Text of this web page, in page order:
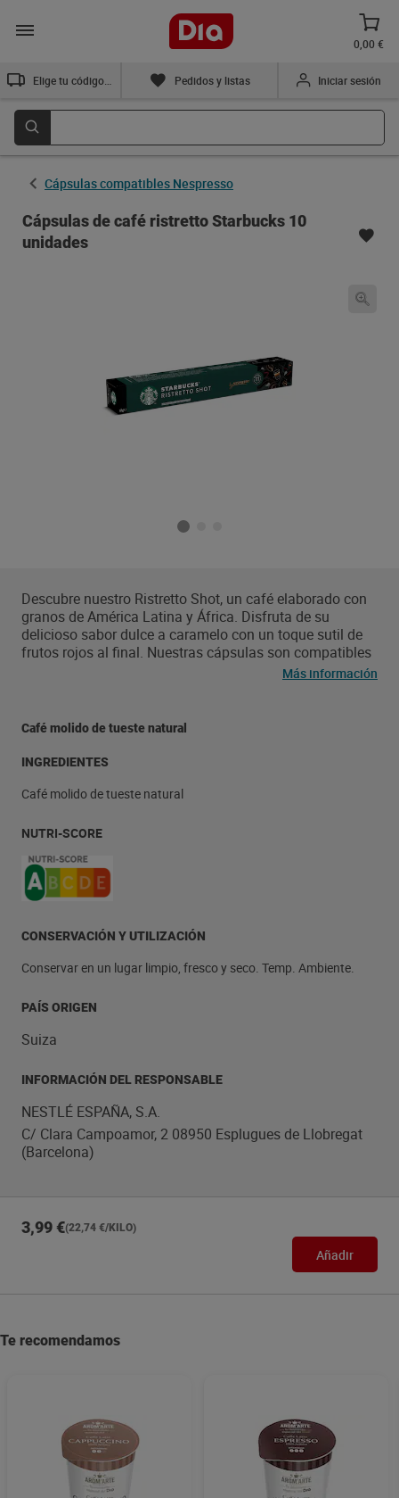
0,00 €
Pedidos y listas Iniciar sesión
Cápsulas compatibles Nespresso
Cápsulas de café ristretto Starbucks 10
unidades
Descubre nuestro Ristretto Shot, un café elaborado con
granos de América Latina y África. Disfruta de su
delicioso sabor dulce a caramelo con un toque sutil de
frutos rojos al final. Nuestras cápsulas son compatibles
con el sistema Nespresso, ideales para disfrutar solo o
Más información
Café molido de tueste natural
INGREDIENTES
Café molido de tueste natural
NUTRI-SCORE
CONSERVACIÓN Y UTILIZACIÓN
Conservar en un lugar limpio, fresco y seco. Temp. Ambiente.
PAÍS ORIGEN
Suiza
INFORMACIÓN DEL RESPONSABLE
NESTLÉ ESPAÑA, S.A.
C/ Clara Campoamor, 2 08950 Esplugues de Llobregat
(Barcelona)
3,99 €(22,74 €/KILO)
Añadir
Te recomendamos